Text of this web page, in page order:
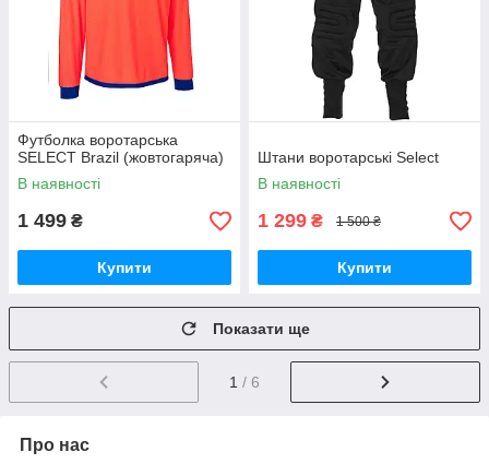
Футболка воротарська
SELECT Brazil (жовтогаряча)
В наявності
1 499 ₴
Купити
Штани воротарські Select
В наявності
1 299 ₴ 1 500 ₴
Купити
Показати ще
1 / 6
Про нас